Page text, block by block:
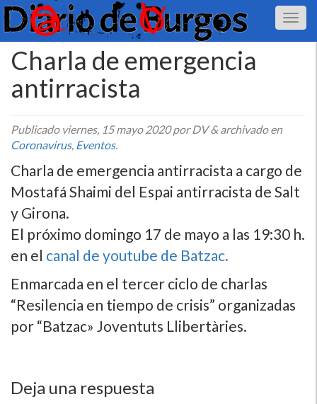
Charla de emergencia
antirracista
Publicado viernes, 15 mayo 2020por DV&archivado en
Coronavirus, Eventos.
Charla de emergencia antirracista a cargo de
Mostafá Shaimi del Espai antirracista de Salt
y Girona.
El próximo domingo 17 de mayo a las 19:30 h.
en el canal de youtube de Batzac.
Enmarcada en el tercer ciclo de charlas
“Resilencia en tiempo de crisis” organizadas
por “Batzac» Joventuts Llibertàries.
Deja una respuesta